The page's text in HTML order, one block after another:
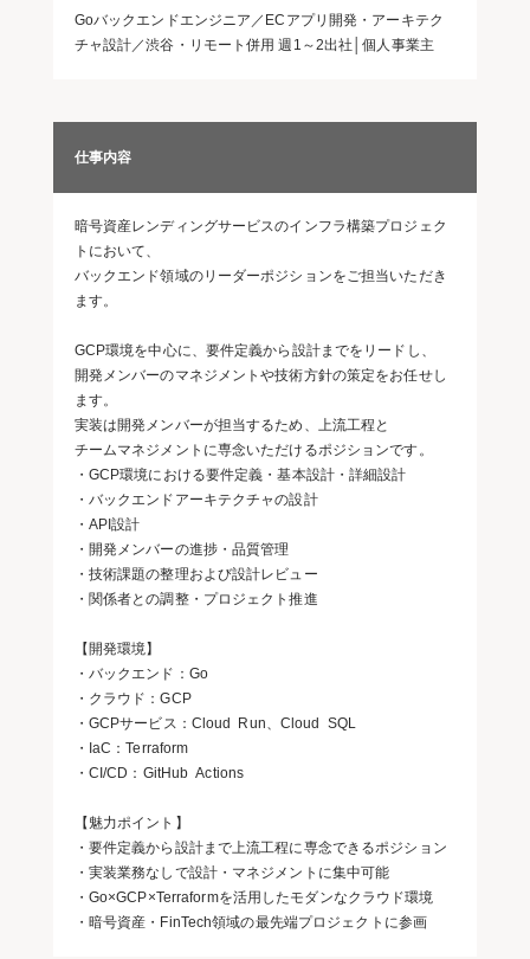
Goバックエンドエンジニア／ECアプリ開発・アーキテク
チャ設計／渋谷・リモート併用 週1～2出社│個人事業主
仕事内容
暗号資産レンディングサービスのインフラ構築プロジェク
トにおいて、
バックエンド領域のリーダーポジションをご担当いただき
ます。
GCP環境を中心に、要件定義から設計までをリードし、
開発メンバーのマネジメントや技術方針の策定をお任せし
ます。
実装は開発メンバーが担当するため、上流工程と
チームマネジメントに専念いただけるポジションです。
・GCP環境における要件定義・基本設計・詳細設計
・バックエンドアーキテクチャの設計
・API設計
・開発メンバーの進捗・品質管理
・技術課題の整理および設計レビュー
・関係者との調整・プロジェクト推進
【開発環境】
・バックエンド：Go
・クラウド：GCP
・GCPサービス：Cloud Run、Cloud SQL
・IaC：Terraform
・CI/CD：GitHub Actions
【魅力ポイント】
・要件定義から設計まで上流工程に専念できるポジション
・実装業務なしで設計・マネジメントに集中可能
・Go×GCP×Terraformを活用したモダンなクラウド環境
・暗号資産・FinTech領域の最先端プロジェクトに参画